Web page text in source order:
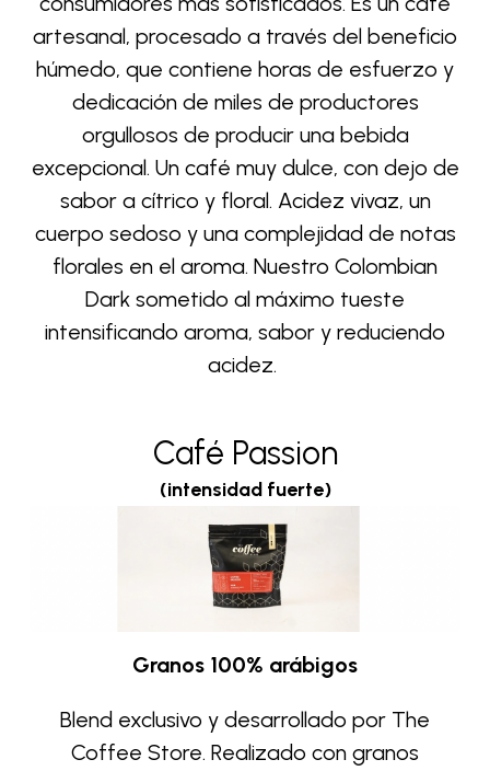
artesanal, procesado a través del beneficio
húmedo, que contiene horas de esfuerzo y
dedicación de miles de productores
orgullosos de producir una bebida
excepcional. Un café muy dulce, con dejo de
sabor a cítrico y floral. Acidez vivaz, un
cuerpo sedoso y una complejidad de notas
florales en el aroma. Nuestro Colombian
Dark sometido al máximo tueste
intensificando aroma, sabor y reduciendo
acidez.
Café Passion
(intensidad fuerte)
Granos 100% arábigos
Blend exclusivo y desarrollado por The
Coffee Store. Realizado con granos